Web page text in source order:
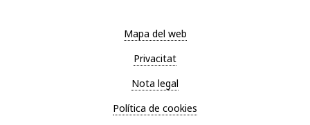
Mapa del web
Privacitat
Nota legal
Política de cookies